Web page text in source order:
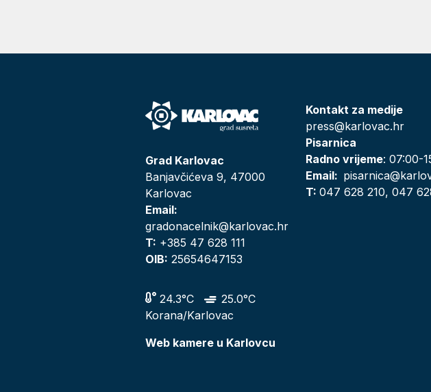
Grad Karlovac
Banjavčićeva 9, 47000
Karlovac
Email:
gradonacelnik@karlovac.hr
T: +385 47 628 111
OIB: 25654647153
24.3°C
25.0°C
Korana/Karlovac
Web kamere u Karlovcu
Kontakt za medije
press@karlovac.hr
Pisarnica
Radno vrijeme: 07:00-
Email:
T:047 628 210, 047